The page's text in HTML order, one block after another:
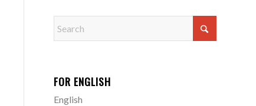
FOR ENGLISH
English